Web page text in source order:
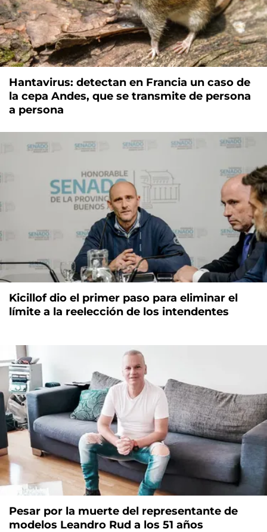
Hantavirus: detectan en Francia un caso de
la cepa Andes, que se transmite de persona
a persona
Kicillof dio el primer paso para eliminar el
límite a la reelección de los intendentes
Pesar por la muerte del representante de
modelos Leandro Rud a los 51 años